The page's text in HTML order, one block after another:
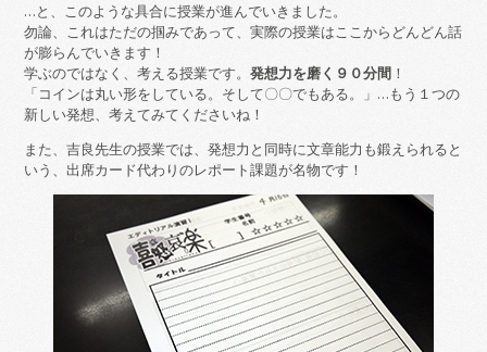
…と、このような具合に授業が進んでいきました。
勿論、これはただの掴みであって、実際の授業はここからどんどん話
が膨らんでいきます！
学ぶのではなく、考える授業です。発想力を磨く９０分間 ！
「コインは丸い形をしている。そして〇〇でもある。」…もう１つの
新しい発想、考えてみてくださいね！
また、吉良先生の授業では、発想力と同時に文章能力も鍛えられると
いう、出席カード代わりのレポート課題が名物です！